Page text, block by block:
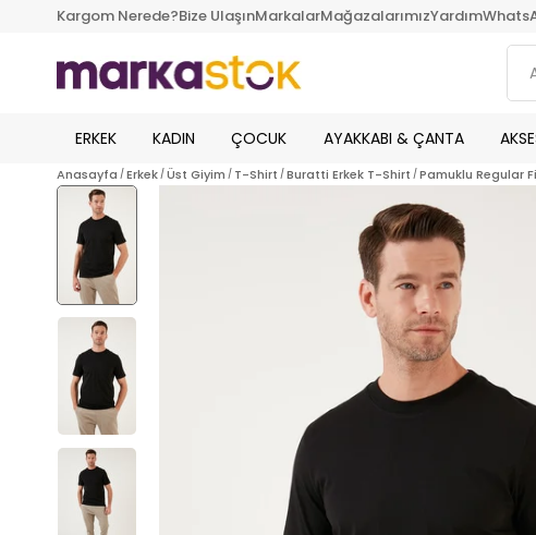
Kargom Nerede?Bize UlaşınMarkalarMağazalarımızYardım
ERKEK KADIN ÇOCUK AYAKKABI & ÇANTA
Anasayfa Erkek Üst Giyim T-Shirt Buratti Erkek T-Shirt Pamuklu Regular